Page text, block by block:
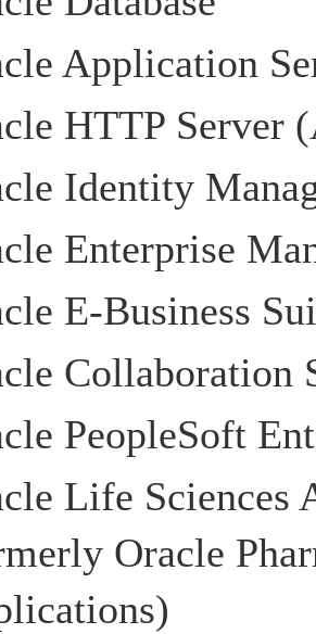
Application
HTTP Server
Identity
Enterprise
E-Business
Collaboration
PeopleSoft
Life Sciences
Oracle